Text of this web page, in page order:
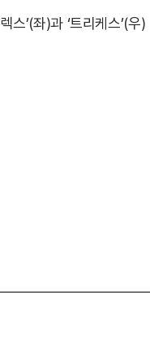
스’(좌)과 ‘트리케스’(우)